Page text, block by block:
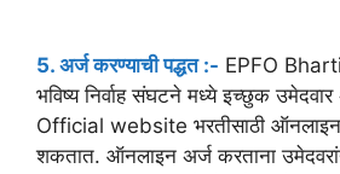
5. अर्ज करण्याची पद्धत :- EPFO
भविष्य निर्वाह संघटने मध्ये इच्छुक
Official website भरतीसाठी
शकतात. ऑनलाइन अर्ज करताना